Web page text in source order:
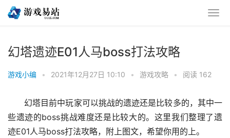
幻塔遗迹E01人马boss打法攻略
游戏小编 • 2021年12月27日 10:10 • 游戏攻略 • 阅读 162
幻塔目前中玩家可以挑战的遗迹还是比较多的，其中一
些遗迹的boss挑战难度还是比较大的。这里我们整理了遗
迹E01人马boss打法攻略，附上图文，希望你用的上。